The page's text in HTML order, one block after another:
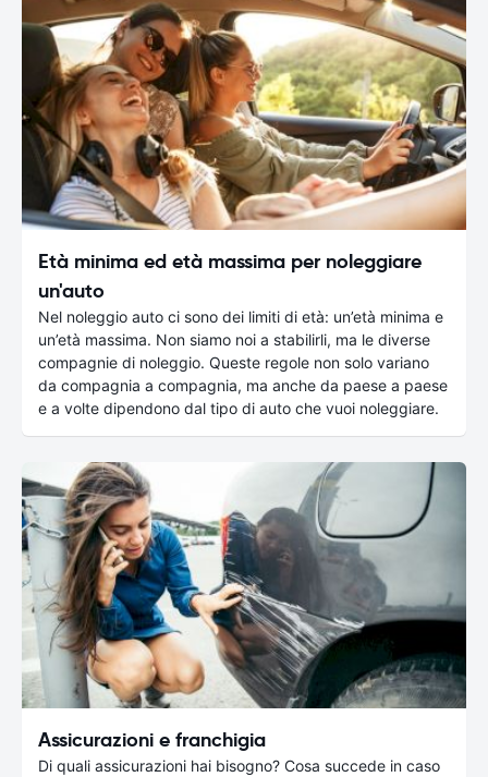
Età minima ed età massima per noleggiare
un'auto
Nel noleggio auto ci sono dei limiti di età: un’età minima e
un’età massima. Non siamo noi a stabilirli, ma le diverse
compagnie di noleggio. Queste regole non solo variano
da compagnia a compagnia, ma anche da paese a paese
e a volte dipendono dal tipo di auto che vuoi noleggiare.
Assicurazioni e franchigia
Di quali assicurazioni hai bisogno? Cosa succede in caso